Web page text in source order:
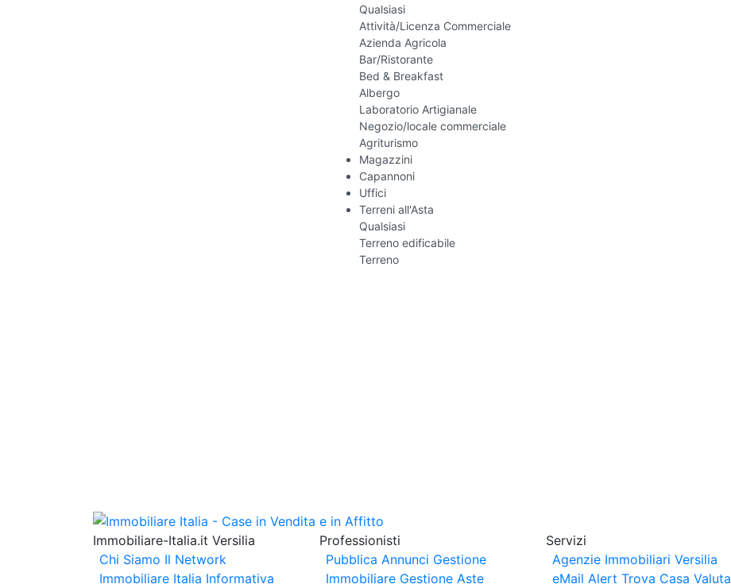
Qualsiasi
Attività/Licenza Commerciale
Azienda Agricola
Bar/Ristorante
Bed & Breakfast
Albergo
Laboratorio Artigianale
Negozio/locale commerciale
Agriturismo
Magazzini
Capannoni
Uffici
Terreni all'Asta
Qualsiasi
Terreno edificabile
Terreno
Immobiliare-Italia.it Versilia
Chi Siamo Il Network
Immobiliare Italia Informativa
Professionisti
Pubblica Annunci Gestione
Immobiliare Gestione Aste
Servizi
Agenzie Immobiliari Versilia
eMail Alert Trova Casa Valuta